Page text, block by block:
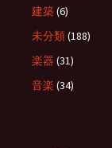
建築(6)
未分類(188)
楽器 (31)
音楽 (34)